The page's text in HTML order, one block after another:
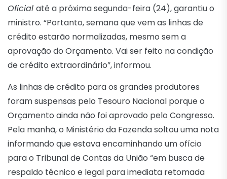
Oficial até a próxima segunda-feira (24), garantiu o
ministro. “Portanto, semana que vem as linhas de
crédito estarão normalizadas, mesmo sem a
aprovação do Orçamento. Vai ser feito na condição
de crédito extraordinário”, informou.
As linhas de crédito para os grandes produtores
foram suspensas pelo Tesouro Nacional porque o
Orçamento ainda não foi aprovado pelo Congresso.
Pela manhã, o Ministério da Fazenda soltou uma nota
informando que estava encaminhando um ofício
para o Tribunal de Contas da União “em busca de
respaldo técnico e legal para imediata retomada